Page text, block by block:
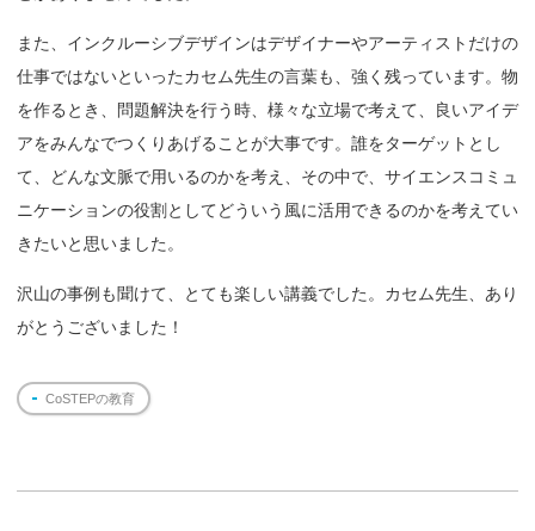
また、インクルーシブデザインはデザイナーやアーティストだけの
仕事ではないといったカセム先生の言葉も、強く残っています。物
を作るとき、問題解決を行う時、様々な立場で考えて、良いアイデ
アをみんなでつくりあげることが大事です。誰をターゲットとし
て、どんな文脈で用いるのかを考え、その中で、サイエンスコミュ
ニケーションの役割としてどういう風に活用できるのかを考えてい
きたいと思いました。
沢山の事例も聞けて、とても楽しい講義でした。カセム先生、あり
がとうございました！
CoSTEPの教育
投